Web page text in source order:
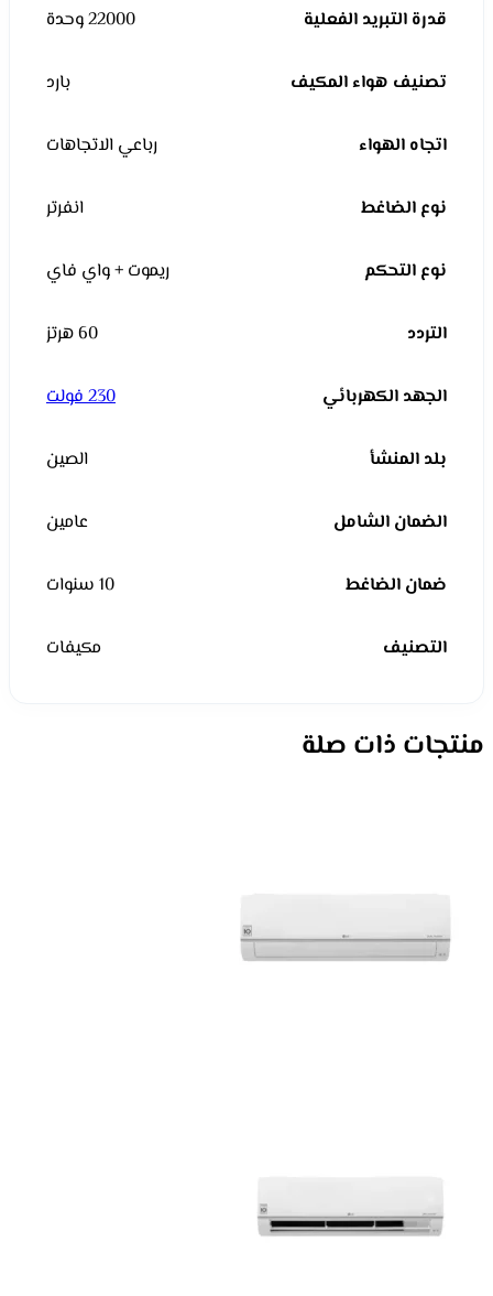
قدرة التبريد الفعلية 22000 وحدة
تصنيف هواء المكيف بارد
اتجاه الهواء رباعي الاتجاهات
نوع الضاغط انفرتر
نوع التحكم ريموت + واي فاي
التردد 60 هرتز
الجهد الكهربائي 230 فولت
بلد المنشأ الصين
الضمان الشامل عامين
ضمان الضاغط 10 سنوات
التصنيف مكيفات
منتجات ذات صلة